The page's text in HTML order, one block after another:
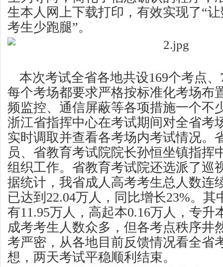
生本人网上下载打印，有效实现了“
考生少跑腿”。
本次考试全省各地共设169个考点
每个考场都要求严格按标准化考场布
频监控、通信屏蔽等各项措施一个不
浙江省指挥中心在考试期间对全省考
实时调取并查看各考场内考试情况。
员、省教育考试院院长孙恒坐镇指挥
组织工作。省教育考试院还选派了巡
据统计，我省成人高考考生总人数连
已达到22.04万人，同比增长23%。其
有11.95万人，高起本0.16万人，专升
成考考生人数众多，但各考点秩序井
考严密，从各地目前反馈情况看全省
想，两天考试平稳顺利结束。